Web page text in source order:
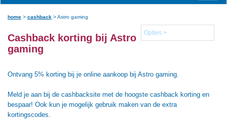
home > cashback >Astro gaming
Opties >
Cashback korting bij Astro
gaming
Ontvang 5% korting bij je online aankoop bij Astro gaming.
Meld je aan bij de cashbacksite met de hoogste cashback korting en
bespaar! Ook kun je mogelijk gebruik maken van de extra
kortingscodes.